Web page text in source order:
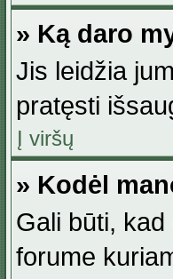
» Ką daro
Jis leidžia
pratęsti
Į viršų
» Kodėl
Gali būti,
forume